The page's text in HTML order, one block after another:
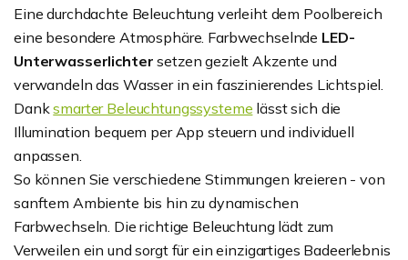
Eine durchdachte Beleuchtung verleiht dem Poolbereich
eine besondere Atmosphäre. Farbwechselnde LED-
Unterwasserlichter setzen gezielt Akzente und
verwandeln das Wasser in ein faszinierendes Lichtspiel.
Danksmarter Beleuchtungssysteme lässt sich die
Illumination bequem per App steuern und individuell
anpassen.
So können Sie verschiedene Stimmungen kreieren - von
sanftem Ambiente bis hin zu dynamischen
Farbwechseln. Die richtige Beleuchtung lädt zum
Verweilen ein und sorgt für ein einzigartiges Badeerlebnis